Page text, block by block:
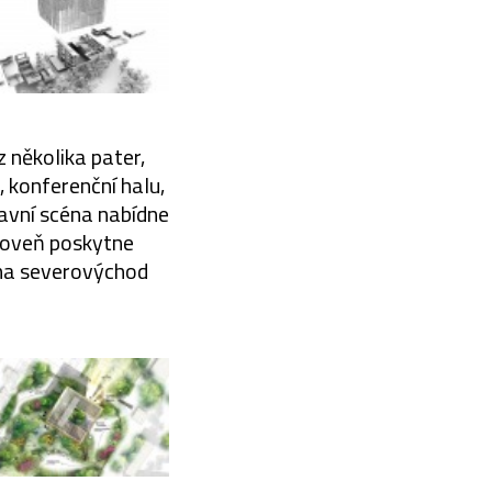
několika pater,
halu,
scéna nabídne
poskytne
severovýchod